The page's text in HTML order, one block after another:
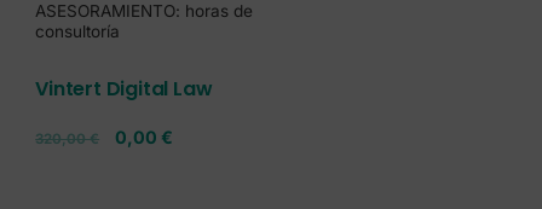
ASESORAMIENTO: horas de
consultoría
Vintert Digital Law
320,00€ 0,00 €